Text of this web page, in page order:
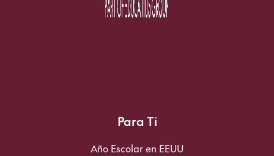
Para Ti
Año Escolar en EEUU